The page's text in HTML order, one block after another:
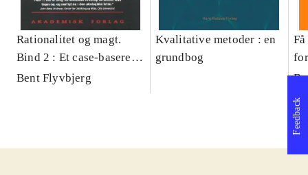
Rationalitet og magt.
Bind 2 : Et case-baseret
studie af planlægning,
Bent Flyvbjerg
Kvalitative metoder : en
grundbog
Feedback